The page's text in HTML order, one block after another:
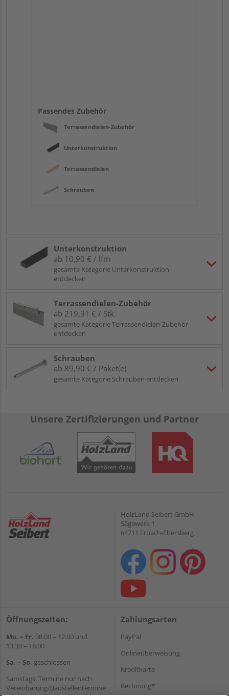
Passendes Zubehör
Terrassendielen-Zubehör
Unterkonstruktion
Terrassendielen
Schrauben
Unterkonstruktion
ab 10,90 € / lfm
gesamte Kategorie Unterkonstruktion
entdecken
Terrassendielen-Zubehör
ab 219,91 € / Stk.
gesamte Kategorie Terrassendielen-Zubehör
entdecken
Schrauben
ab 89,90 € / Paket(e)
gesamte Kategorie Schrauben entdecken
Unsere Zertifizierungen und Partner
HolzLand Seibert GmbH
Sägewerk 1
64711 Erbach-Ebersberg
Öffnungszeiten:
Mo. – Fr. 08:00 – 12:00 und
13:30 – 18:00
Sa. – So. geschlossen
Samstags: Termine nur nach
Vereinbarung/Baustellentermine
Zahlungsarten
PayPal
Onlineüberweisung
Kreditkarte
Rechnung*